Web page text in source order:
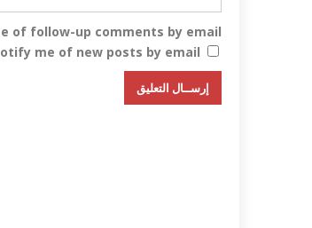
of follow-up comments by email.
me of new posts by email.